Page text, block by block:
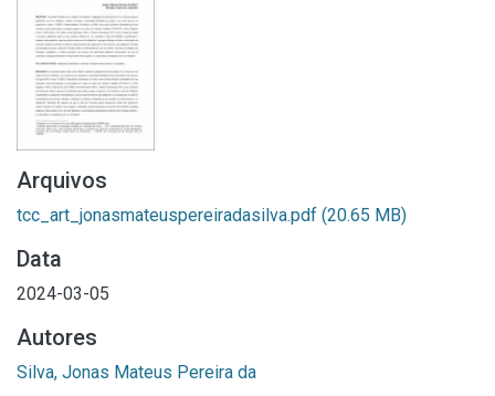
Arquivos
tcc_art_jonasmateuspereiradasilva.pdf (20.65 MB)
Data
2024-03-05
Autores
Silva, Jonas Mateus Pereira da